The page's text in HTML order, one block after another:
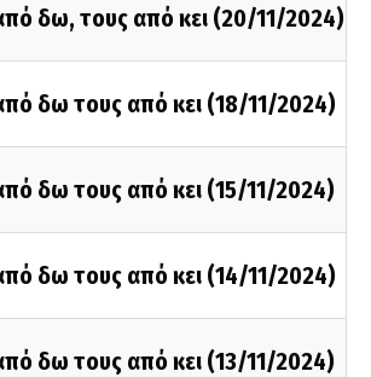
δω, τους από κει (20/11/2024)
δω τους από κει (18/11/2024)
δω τους από κει (15/11/2024)
δω τους από κει (14/11/2024)
δω τους από κει (13/11/2024)